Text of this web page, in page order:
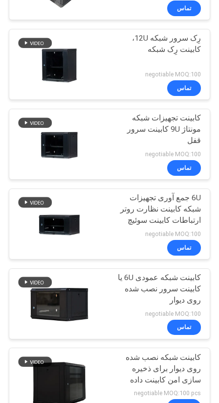
اخبار
موارد
نقشه
سایت
سیاست
حفظ
حریم
خصوصی
کابینت سرور شبکه
کابل فیبر نوری
57
سیم پچ CAT5E
23
سیم پچ CAT6
25
تماس
رِک سرور شبکه 12U،
کابینت رِک شبکه
negotiable MOQ:100
تماس
کابینت تجهیزات شبکه
مونتاژ 9U کابینت سرور
قفل
negotiable MOQ:100
تماس
6U جمع آوری تجهیزات
شبکه کابینت نظارت روتر
ارتباطات کابینت سوئیچ
negotiable MOQ:100
تماس
کابینت شبکه عمودی 6U یا
کابینت سرور نصب شده
روی دیوار
negotiable MOQ:100
تماس
کابینت شبکه نصب شده
روی دیوار برای ذخیره
سازی امن کابینت داده
نصب شده روی کف
negotiable MOQ:100 pcs